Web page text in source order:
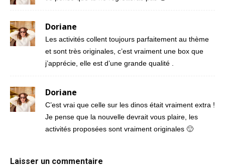
Doriane
Les activités collent toujours parfaitement au thème
et sont très originales, c’est vraiment une box que
j’apprécie, elle est d’une grande qualité .
Doriane
C’est vrai que celle sur les dinos était vraiment extra !
Je pense que la nouvelle devrait vous plaire, les
activités proposées sont vraiment originales 🙂
Laisser un commentaire